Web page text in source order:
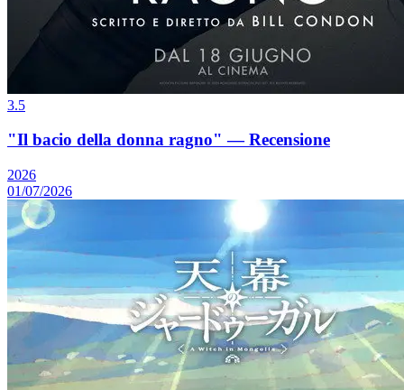
3.5
"Il bacio della donna ragno" — Recensione
2026
01/07/2026